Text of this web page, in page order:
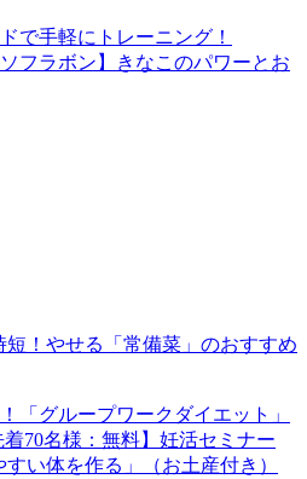
で手軽にトレーニング！
フラボン】きなこのパワーとお
短！やせる「常備菜」のおすすめ
「グループワークダイエット」
着70名様：無料】妊活セミナー
い体を作る」（お土産付き）